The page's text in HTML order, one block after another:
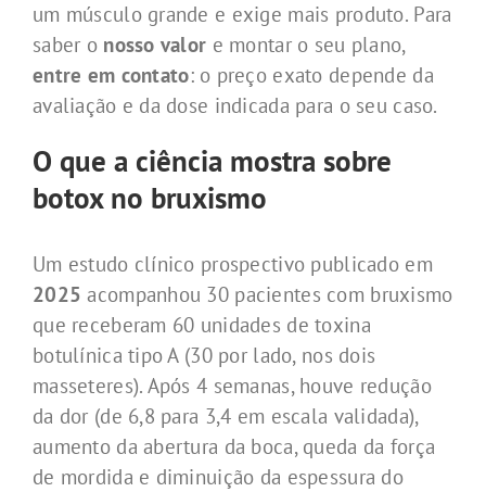
um músculo grande e exige mais produto. Para
saber o nosso valor e montar o seu plano,
entre em contato: o preço exato depende da
avaliação e da dose indicada para o seu caso.
O que a ciência mostra sobre
botox no bruxismo
Um estudo clínico prospectivo publicado em
2025 acompanhou 30 pacientes com bruxismo
que receberam 60 unidades de toxina
botulínica tipo A (30 por lado, nos dois
masseteres). Após 4 semanas, houve redução
da dor (de 6,8 para 3,4 em escala validada),
aumento da abertura da boca, queda da força
de mordida e diminuição da espessura do